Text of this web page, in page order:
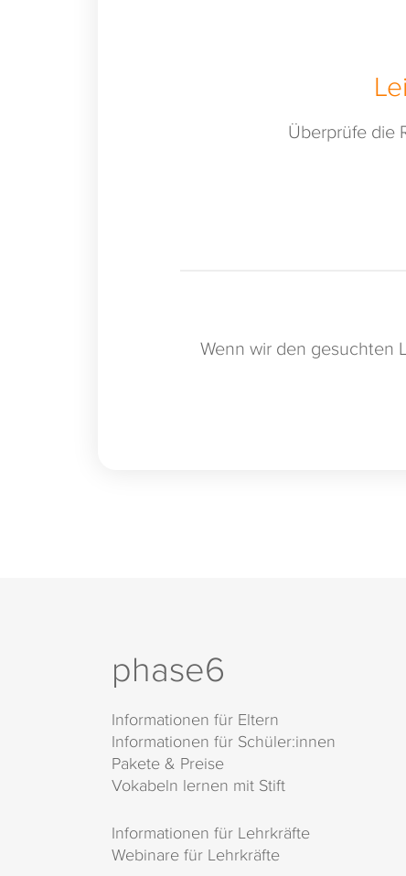
Überprüfe die
Wenn wir den gesuchten
phase6
Informationen für Eltern
Informationen für Schüler:innen
Pakete & Preise
Vokabeln lernen mit Stift
Informationen für Lehrkräfte
Webinare für Lehrkräfte